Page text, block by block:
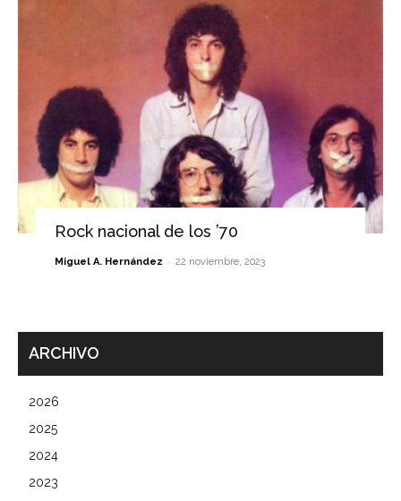
Rock nacional de los ’70
Miguel A. Hernández - 22 noviembre, 2023
ARCHIVO
2026
2025
2024
2023